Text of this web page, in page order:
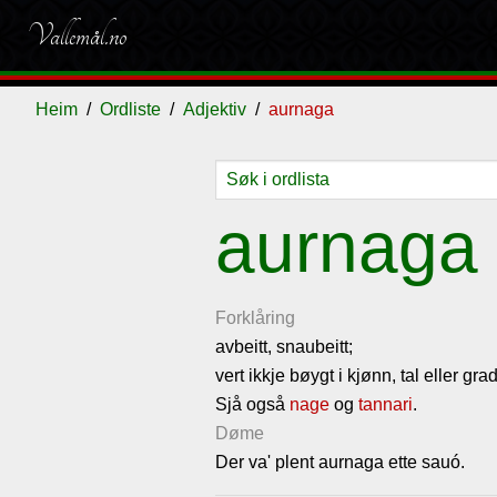
Vallemål.no
Heim Ordliste Adjektiv aurnaga
aurnaga
Forklåring
avbeitt, snaubeitt;
vert ikkje bøygt i kjønn, tal eller
Sjå også nage og tannari.
Døme
Der va' plent aurnaga ette sauó.